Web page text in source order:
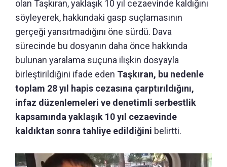
olan Taşkıran, yaklaşık 10 yıl cezaevinde kaldığını
söyleyerek, hakkındaki gasp suçlamasının
gerçeği yansıtmadığını öne sürdü. Dava
sürecinde bu dosyanın daha önce hakkında
bulunan yaralama suçuna ilişkin dosyayla
birleştirildiğini ifade eden Taşkıran, bu nedenle
toplam 28 yıl hapis cezasına çarptırıldığını,
infaz düzenlemeleri ve denetimli serbestlik
kapsamında yaklaşık 10 yıl cezaevinde
kaldıktan sonra tahliye edildiğini belirtti.